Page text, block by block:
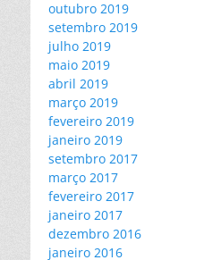
outubro 2019
setembro 2019
julho 2019
maio 2019
abril 2019
março 2019
fevereiro 2019
janeiro 2019
setembro 2017
março 2017
fevereiro 2017
janeiro 2017
dezembro 2016
janeiro 2016